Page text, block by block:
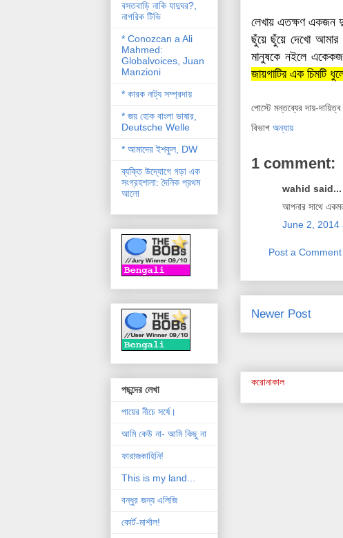
লেখায় এতক্ষণ একজন
ছুঁয়ে ছুঁয়ে দেখো আমার
মানুষকে নইলে
জায়গাটির এক চিমটি
পোস্টে মন্তব্যের দায়-
বিভাগ অন্যায়
1 comment:
wahid said...
আপনার সাথে
June 2, 2014
Post a Comment
Newer Post
করোনাকাল
বসতবাড়ি নাকি যাদুঘর?,
নাগরিক টিভি
* Conozcan a Ali
Mahmed:
Globalvoices, Juan
Manzioni
* কারক নাট্য সম্প্রদায়
* জয় হোক বাংলা ভাষার,
Deutsche Welle
* আমাদের ইশকুল, DW
ব্যক্তি উদ্যোগে গড়া এক
সংগ্রহশালা: দৈনিক প্রথম
আলো
পছন্দের লেখা
পায়ের নীচে সর্ষে।
আমি কেউ না- আমি কিছু না
ফারাজকাহিনি!
This is my land...
বন্ধুর জন্য এলিজি
কোর্ট-মার্শাল!